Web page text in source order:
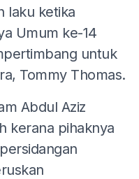
laku ketika
Umum ke-14
untuk
Tommy Thomas.
Abdul Aziz
kerana pihaknya